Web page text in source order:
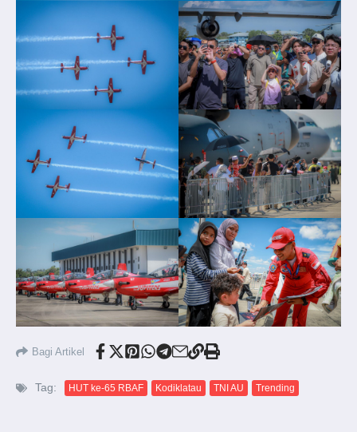
Bagi Artikel
Tag: HUT ke-65 RBAF Kodiklatau TNI AU Trending